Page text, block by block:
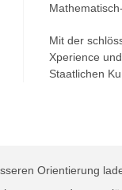
Mit der
Xperience
Staatlichen
Orientierung